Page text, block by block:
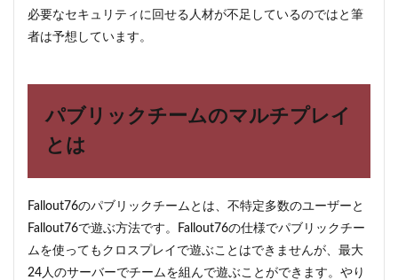
5
め
必要なセキュリティに回せる人材が不足しているのではと筆
者は予想しています。
パブリックチームのマルチプレイ
とは
Fallout76のパブリックチームとは、不特定多数のユーザーと
Fallout76で遊ぶ方法です。Fallout76の仕様でパブリックチー
ムを使ってもクロスプレイで遊ぶことはできませんが、最大
24人のサーバーでチームを組んで遊ぶことができます。やり